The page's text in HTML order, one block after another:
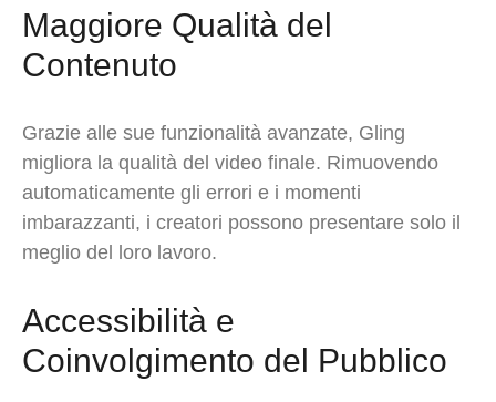
Maggiore Qualità del
Contenuto
Grazie alle sue funzionalità avanzate, Gling
migliora la qualità del video finale. Rimuovendo
automaticamente gli errori e i momenti
imbarazzanti, i creatori possono presentare solo il
meglio del loro lavoro.
Accessibilità e
Coinvolgimento del Pubblico